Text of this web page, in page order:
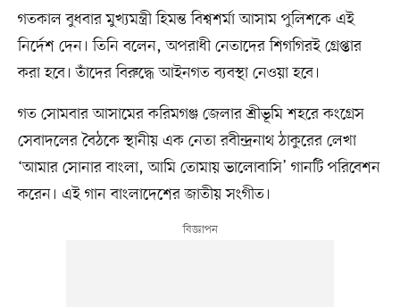
গতকাল বুধবার মুখ্যমন্ত্রী হিমন্ত বিশ্বশর্মা আসাম পুলিশকে এই
নির্দেশ দেন। তিনি বলেন, অপরাধী নেতাদের শিগগিরই গ্রেপ্তার
করা হবে। তাঁদের বিরুদ্ধে আইনগত ব্যবস্থা নেওয়া হবে।
গত সোমবার আসামের করিমগঞ্জ জেলার শ্রীভূমি শহরে কংগ্রেস
সেবাদলের বৈঠকে স্থানীয় এক নেতা রবীন্দ্রনাথ ঠাকুরের লেখা
‘আমার সোনার বাংলা, আমি তোমায় ভালোবাসি’ গানটি পরিবেশন
করেন। এই গান বাংলাদেশের জাতীয় সংগীত।